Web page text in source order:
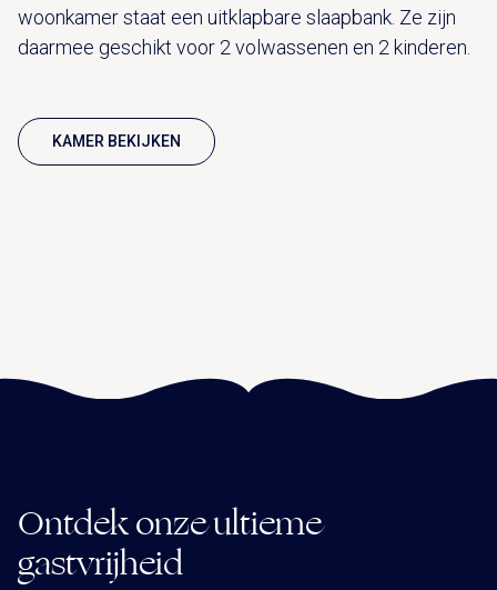
woonkamer staat een uitklapbare slaapbank. Ze zijn
daarmee geschikt voor 2 volwassenen en 2 kinderen.
KAMER BEKIJKEN
Ontdek onze ultieme
gastvrijheid